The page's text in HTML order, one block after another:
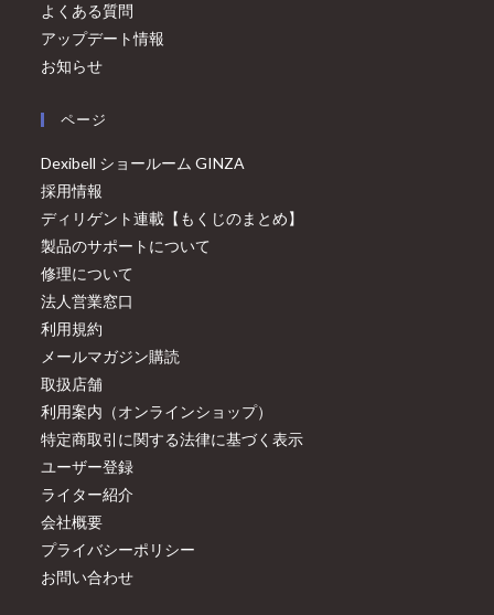
よくある質問
アップデート情報
お知らせ
ページ
Dexibell ショールーム GINZA
採用情報
ディリゲント連載【もくじのまとめ】
製品のサポートについて
修理について
法人営業窓口
利用規約
メールマガジン購読
取扱店舗
利用案内（オンラインショップ）
特定商取引に関する法律に基づく表示
ユーザー登録
ライター紹介
会社概要
プライバシーポリシー
お問い合わせ